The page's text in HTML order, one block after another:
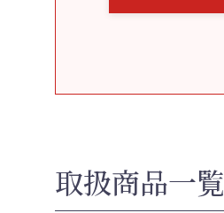
取扱商品一覧